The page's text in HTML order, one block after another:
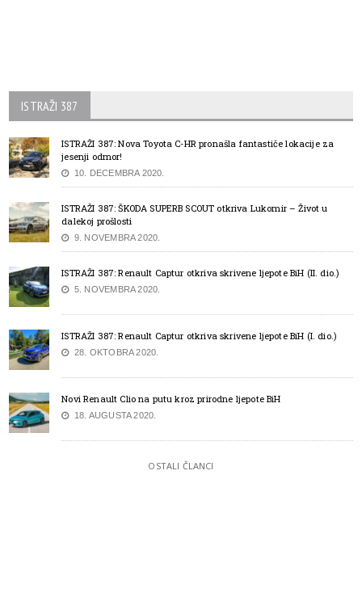
ISTRAŽI 387
ISTRAŽI 387: Nova Toyota C-HR pronašla fantastiče lokacije za
jesenji odmor!
10. DECEMBRA 2020.
ISTRAŽI 387: ŠKODA SUPERB SCOUT otkriva Lukomir – Život u
dalekoj prošlosti
9. NOVEMBRA 2020.
ISTRAŽI 387: Renault Captur otkriva skrivene ljepote BiH (II. dio.)
5. NOVEMBRA 2020.
ISTRAŽI 387: Renault Captur otkriva skrivene ljepote BiH (I. dio.)
28. OKTOBRA 2020.
Novi Renault Clio na putu kroz prirodne ljepote BiH
18. AUGUSTA 2020.
OSTALI ČLANCI